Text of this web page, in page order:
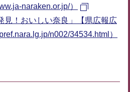
naraken.or.jp/）
見！おいしい奈良」【県広報広
n002/34534.html）